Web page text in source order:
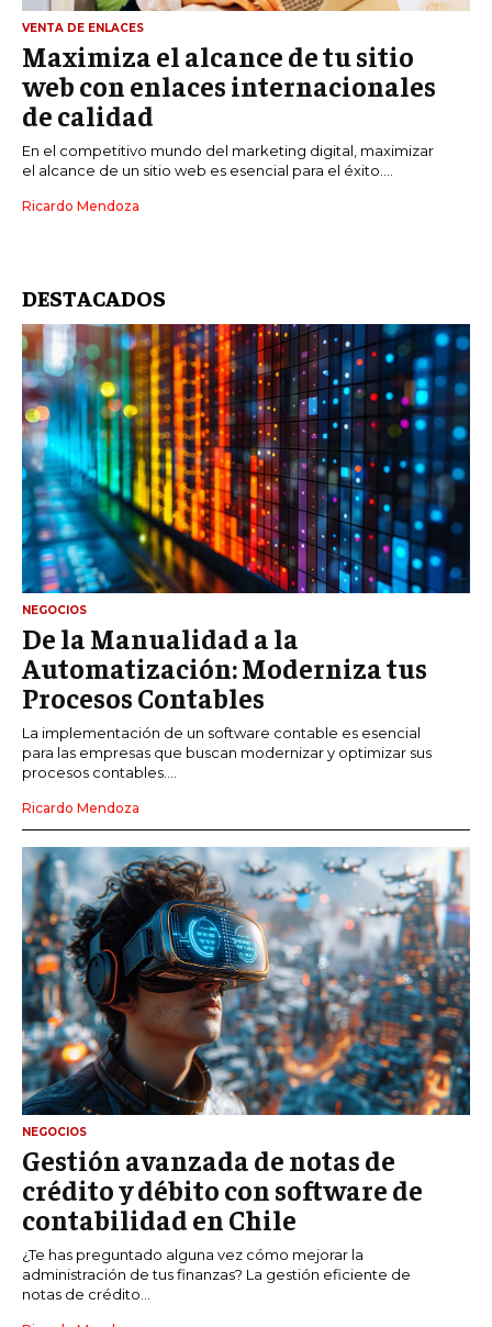
VENTA DE ENLACES
Maximiza el alcance de tu sitio
web con enlaces internacionales
de calidad
En el competitivo mundo del marketing digital, maximizar
el alcance de un sitio web es esencial para el éxito....
Ricardo Mendoza
DESTACADOS
NEGOCIOS
De la Manualidad a la
Automatización: Moderniza tus
Procesos Contables
La implementación de un software contable es esencial
para las empresas que buscan modernizar y optimizar sus
procesos contables....
Ricardo Mendoza
NEGOCIOS
Gestión avanzada de notas de
crédito y débito con software de
contabilidad en Chile
¿Te has preguntado alguna vez cómo mejorar la
administración de tus finanzas? La gestión eficiente de
notas de crédito...